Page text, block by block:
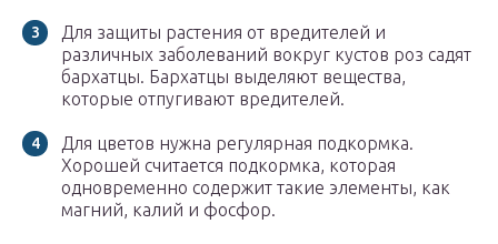
Для защиты растения от вредителей и
различных заболеваний вокруг кустов роз садят
бархатцы. Бархатцы выделяют вещества,
которые отпугивают вредителей.
Для цветов нужна регулярная подкормка.
Хорошей считается подкормка, которая
одновременно содержит такие элементы, как
магний, калий и фосфор.